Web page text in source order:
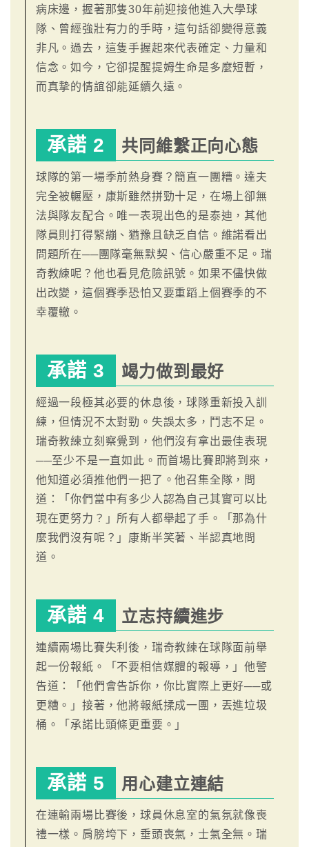
病床邊，握著那隻30年前迎接他進入大學球
隊、曾經強壯有力的手時，這句話卻變得意義
非凡。過去，這隻手握起來代表確定、力量和
信念。如今，它卻提醒提姆生命是多麼短暫，
而真摯的情誼卻能延續久遠。
承諾 2 共同維繫正向心態
球隊的第一場季前熱身賽？簡直一團糟。達夫
完全被輾壓，康斯雖然拼勁十足，在場上卻無
法與隊友配合。唯一表現出色的是泰迪，其他
隊員則打得緊繃、猶豫且缺乏自信。維諾看出
問題所在──團隊毫無默契、信心嚴重不足。瑞
奇教練呢？他也看見危險訊號。如果不儘快做
出改變，這個賽季恐怕又要重蹈上個賽季的不
幸覆轍。
承諾 3 竭力做到最好
經過一段極其必要的休息後，球隊重新投入訓
練，但情況不太對勁。失誤太多，鬥志不足。
瑞奇教練立刻察覺到，他們沒有拿出最佳表現
──至少不是一直如此。而首場比賽即將到來，
他知道必須推他們一把了。他召集全隊，問
道：「你們當中有多少人認為自己其實可以比
現在更努力？」所有人都舉起了手。「那為什
麼我們沒有呢？」康斯半笑著、半認真地問
道。
承諾 4 立志持續進步
連續兩場比賽失利後，瑞奇教練在球隊面前舉
起一份報紙。「不要相信媒體的報導，」他警
告道：「他們會告訴你，你比實際上更好──或
更糟。」接著，他將報紙揉成一團，丟進垃圾
桶。「承諾比頭條更重要。」
承諾 5 用心建立連結
在連輸兩場比賽後，球員休息室的氣氛就像喪
禮一樣。肩膀垮下，垂頭喪氣，士氣全無。瑞